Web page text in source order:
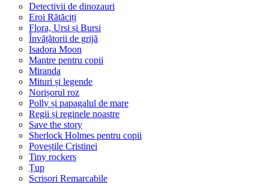
Detectivii de dinozauri
Eroi Rătăciți
Flora, Ursi și Bursi
Învățătorii de grijă
Isadora Moon
Mantre pentru copii
Miranda
Mituri și legende
Norișorul roz
Polly și papagalul de mare
Regii și reginele noastre
Save the story
Sherlock Holmes pentru copii
Poveștile Cristinei
Tiny rockers
Țup
Scrisori Remarcabile